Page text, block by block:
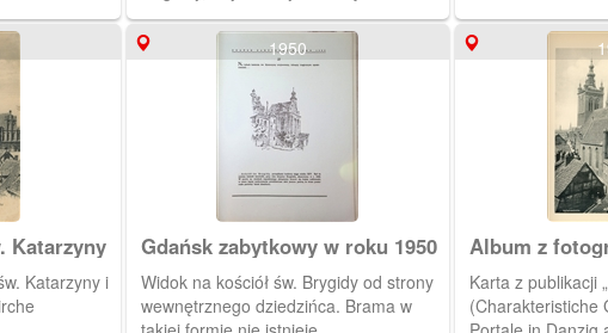
w. przez
na
otaczały
był
zwieńczoną barokowym hełmem
Jacoba van den Blocke' a.
Katarzyny
Katarzyny i
1950
Gdańsk zabytkowy w roku 1950
Widok na kościół św. Brygidy od strony
wewnętrznego dziedzińca. Brama w
Album z
Kuhna
Karta z publikacji
(Charakteristiche